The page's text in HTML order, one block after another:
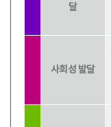
달
사회성 발달